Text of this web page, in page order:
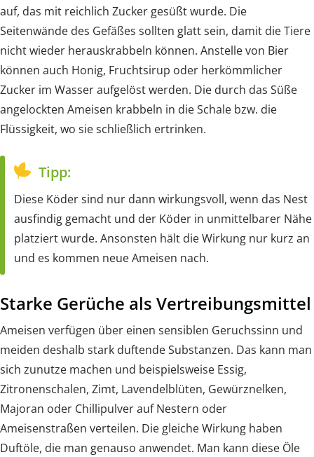
auf, das mit reichlich Zucker gesüßt wurde. Die
Seitenwände des Gefäßes sollten glatt sein, damit die Tiere
nicht wieder herauskrabbeln können. Anstelle von Bier
können auch Honig, Fruchtsirup oder herkömmlicher
Zucker im Wasser aufgelöst werden. Die durch das Süße
angelockten Ameisen krabbeln in die Schale bzw. die
Flüssigkeit, wo sie schließlich ertrinken.
Tipp:
Diese Köder sind nur dann wirkungsvoll, wenn das Nest
ausfindig gemacht und der Köder in unmittelbarer Nähe
platziert wurde. Ansonsten hält die Wirkung nur kurz an
und es kommen neue Ameisen nach.
Starke Gerüche als Vertreibungsmittel
Ameisen verfügen über einen sensiblen Geruchssinn und
meiden deshalb stark duftende Substanzen. Das kann man
sich zunutze machen und beispielsweise Essig,
Zitronenschalen, Zimt, Lavendelblüten, Gewürznelken,
Majoran oder Chillipulver auf Nestern oder
Ameisenstraßen verteilen. Die gleiche Wirkung haben
Duftöle, die man genauso anwendet. Man kann diese Öle